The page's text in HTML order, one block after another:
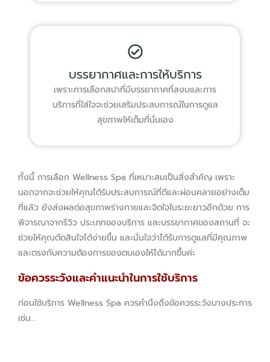
บรรยากาศและการให้บริการ
เพราะการเลือกสปาที่มีบรรยากาศที่สงบและการ
บริการที่ใส่ใจจะช่วยเสริมประสบการณ์ในการดูแล
สุขภาพให้เต็มที่นั่นเอง
ทั้งนี้ การเลือก Wellness Spa ที่เหมาะสมเป็นสิ่งสำคัญ เพราะ
นอกจากจะช่วยให้คุณได้รับประสบการณ์ที่ดีและผ่อนคลายอย่างเต็ม
ที่แล้ว ยังส่งผลต่อสุขภาพร่างกายและจิตใจในระยะยาวอีกด้วย การ
พิจารณาจากรีวิว ประเภทของบริการ และบรรยากาศของสถานที่ จะ
ช่วยให้คุณตัดสินใจได้ง่ายขึ้น และมั่นใจว่าได้รับการดูแลที่มีคุณภาพ
และตรงกับความต้องการของตนเองให้ได้มากขึ้นค่ะ
ข้อควรระวังและคำแนะนำในการใช้บริการ
ก่อนใช้บริการ Wellness Spa ควรคำนึงถึงข้อควรระวังบางประการ
เช่น…